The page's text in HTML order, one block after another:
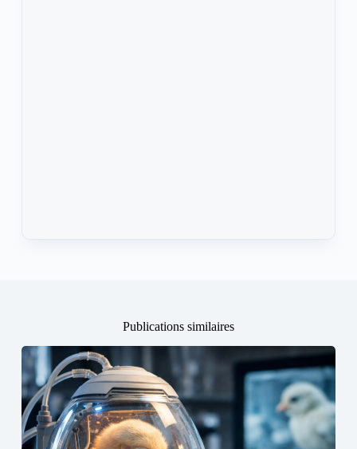
Publications similaires